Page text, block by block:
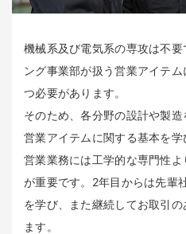
機械系及び電気系の専攻は不
ング事業部が扱う営業アイテ
つ必要があります。
そのため、各分野の設計や製造
営業アイテムに関する基本を学
営業業務には工学的な専門性
が重要です。2年目からは先輩
を学び、また継続してお取引
ます。